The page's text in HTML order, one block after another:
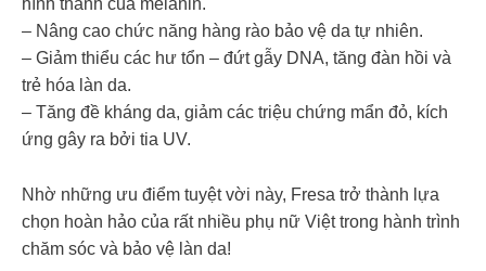
hình thành của melanin.
– Nâng cao chức năng hàng rào bảo vệ da tự nhiên.
– Giảm thiểu các hư tổn – đứt gẫy DNA, tăng đàn hồi và
trẻ hóa làn da.
– Tăng đề kháng da, giảm các triệu chứng mẩn đỏ, kích
ứng gây ra bởi tia UV.
Nhờ những ưu điểm tuyệt vời này, Fresa trở thành lựa
chọn hoàn hảo của rất nhiều phụ nữ Việt trong hành trình
chăm sóc và bảo vệ làn da!